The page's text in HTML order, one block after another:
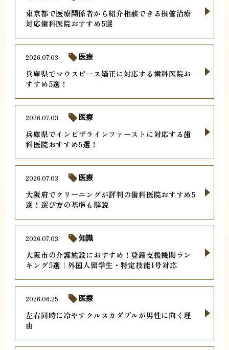
東京都で医療関係者から紹介相談できる根管治療
対応歯科医院おすすめ5選
兵庫県でマウスピース矯正に対応する歯科医院お
すすめ5選！
2026.07.03 医療
兵庫県でインビザラインファーストに対応する歯
科医院おすすめ5選！
2026.07.03 医療
大阪府でクリーニングが評判の歯科医院おすすめ5
選！選び方の基準も解説
2026.07.03 医療
大阪市の介護施設におすすめ！登録支援機関ラン
キング5選｜外国人留学生・特定技能1号対応
2026.07.03 知識
左右同時に冷やすクルスカダブルが男性に向く理
由
2026.06.25 医療